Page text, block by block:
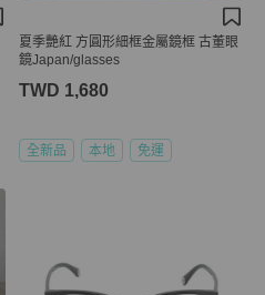
夏季艷紅 方圓形細框金屬鏡框 古董眼
鏡Japan/glasses
TWD 1,680
全新品 本地 免運